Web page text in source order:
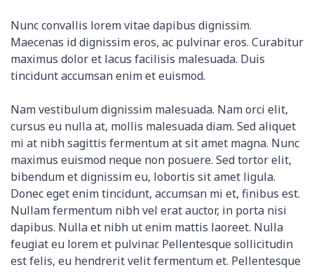
Nunc convallis lorem vitae dapibus dignissim.
Maecenas id dignissim eros, ac pulvinar eros. Curabitur
maximus dolor et lacus facilisis malesuada. Duis
tincidunt accumsan enim et euismod.
Nam vestibulum dignissim malesuada. Nam orci elit,
cursus eu nulla at, mollis malesuada diam. Sed aliquet
mi at nibh sagittis fermentum at sit amet magna. Nunc
maximus euismod neque non posuere. Sed tortor elit,
bibendum et dignissim eu, lobortis sit amet ligula.
Donec eget enim tincidunt, accumsan mi et, finibus est.
Nullam fermentum nibh vel erat auctor, in porta nisi
dapibus. Nulla et nibh ut enim mattis laoreet. Nulla
feugiat eu lorem et pulvinar. Pellentesque sollicitudin
est felis, eu hendrerit velit fermentum et. Pellentesque